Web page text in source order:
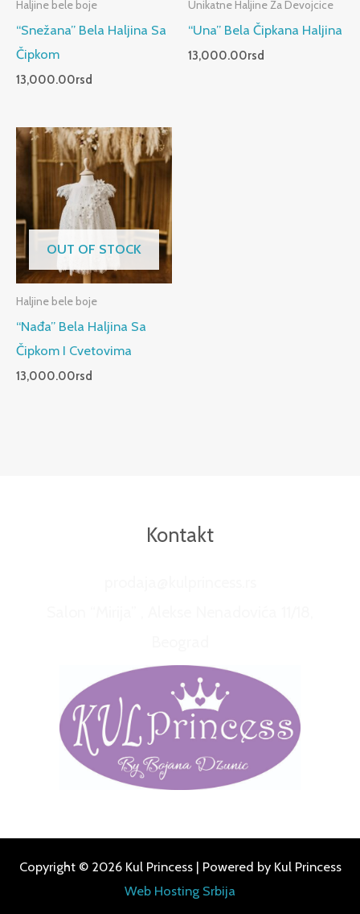
Haljine bele boje
“Snežana” Bela Haljina Sa
Čipkom
13,000.00rsd
Unikatne Haljine Za Devojcice
“Una” Bela Čipkana Haljina
13,000.00rsd
OUT OF STOCK
Haljine bele boje
“Nađa” Bela Haljina Sa
Čipkom I Cvetovima
13,000.00rsd
Kontakt
Copyright © 2026 Kul Princess | Powered by Kul Princess
Web Hosting Srbija